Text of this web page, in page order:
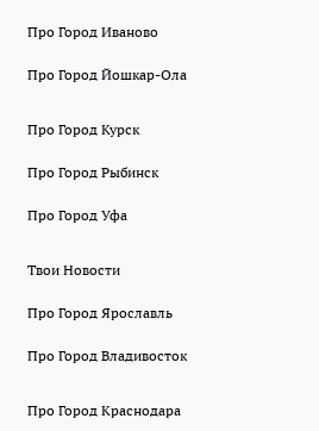
Про Город Иваново
Про Город Йошкар-Ола
Про Город Курск
Про Город Рыбинск
Про Город Уфа
Твои Новости
Про Город Ярославль
Про Город Владивосток
Про Город Краснодара